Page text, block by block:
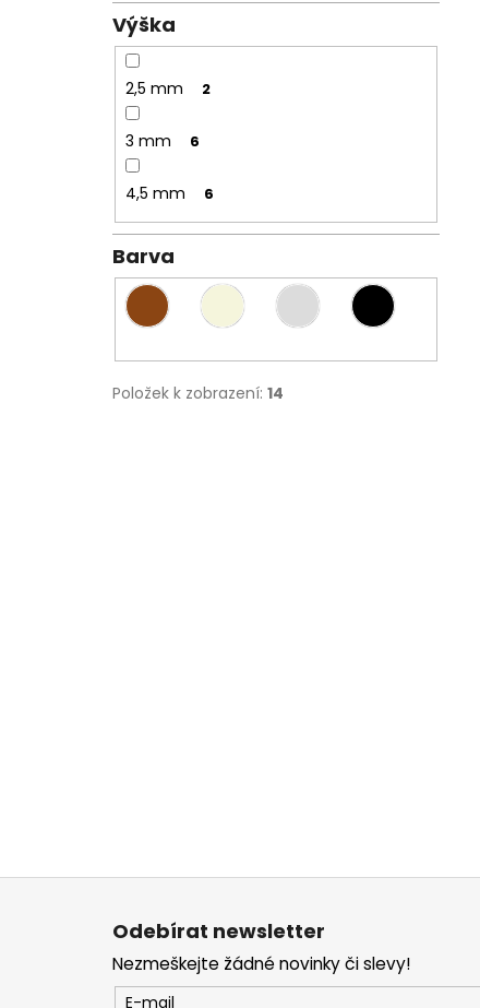
Výška
2,5 mm 2
3 mm 6
4,5 mm 6
Barva
Položek k zobrazení: 14
Z
Odebírat newsletter
Nezmeškejte žádné novinky či slevy!
E-mail